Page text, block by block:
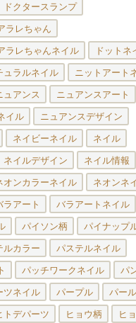
ドクタースランプ
ラレちゃん
ラレちゃんネイル ドットネ
ュラルネイル ニットアート
ュアンス ニュアンスアート
イル ニュアンスデザイン
ネイビーネイル ネイル
ネイルデザイン ネイル情報
オンカラーネイル ネオンネ
ラアート バラアートネイル
パイソン柄 パイナップ
ルカラー パステルネイル
パッチワークネイル パ
ツネイル パープル パール
トデパーツ ヒョウ柄 ヒ